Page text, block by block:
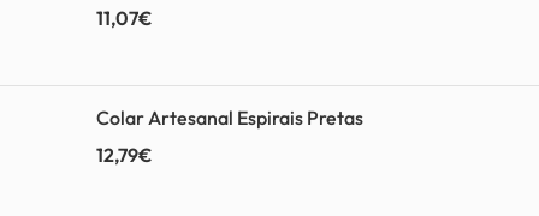
11,07€
Colar Artesanal Espirais Pretas
12,79€